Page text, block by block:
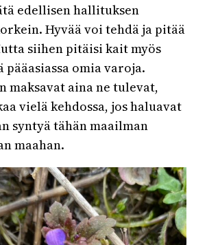
edellisen hallituksen
Hyvää voi tehdä ja pitää
siihen pitäisi kait myös
omia varoja.
maksavat aina ne tulevat,
vielä kehdossa, jos haluavat
syntyä tähän maailman
maahan.